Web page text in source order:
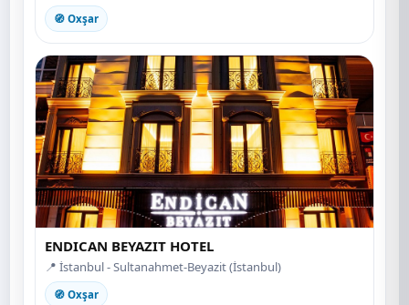
🧭 Oxşar
ENDICAN BEYAZIT HOTEL
📍 İstanbul - Sultanahmet-Beyazit (İstanbul)
🧭 Oxşar